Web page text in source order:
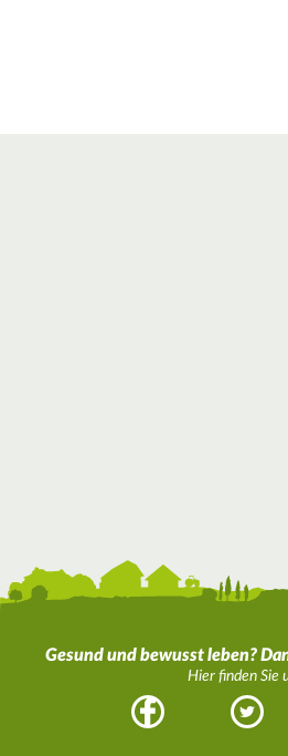
Gesund und bewusst leben?
Hier finden Sie
Facebook